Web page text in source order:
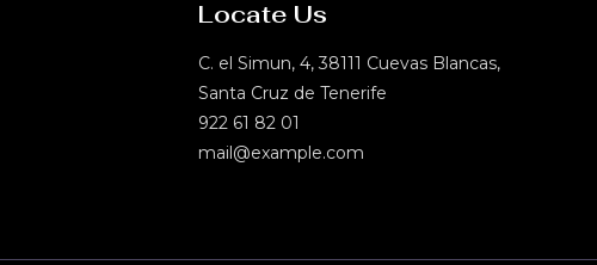
Locate Us
C. el Simun, 4, 38111 Cuevas Blancas,
Santa Cruz de Tenerife
922 61 82 01
mail@example.com